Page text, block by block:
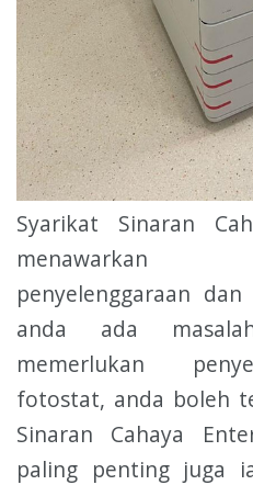
Syarikat Sinaran
menawarkan
penyelenggaraan
anda ada
memerlukan
fotostat, anda boleh
Sinaran Cahaya
paling penting juga